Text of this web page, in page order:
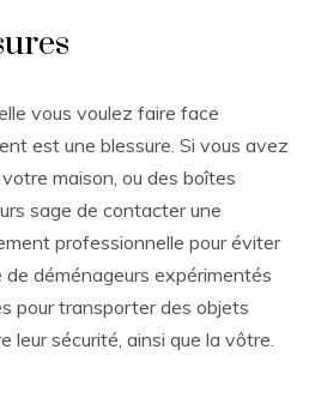
vous voulez faire face
est une blessure. Si vous avez
maison, ou des boîtes
sage de contacter une
professionnelle pour éviter
déménageurs expérimentés
pour transporter des objets
leur sécurité, ainsi que la vôtre.